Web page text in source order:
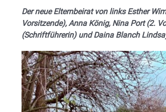
Der neue Elternbeirat von links Esther
Vorsitzende), Anna König, Nina Port (2.
(Schriftführerin) und Daina Blanch